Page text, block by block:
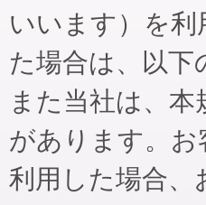
いいます）を
た場合は、以
また当社は、
があります。
利用した場合、